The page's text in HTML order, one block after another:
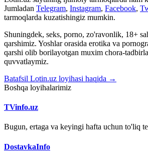
Jumladan Telegram, Instagram, Facebook,
tarmoqlarda kuzatishingiz mumkin.
Shuningdek, seks, porno, zo'ravonlik, 18+
qarshimiz. Yoshlar orasida erotika va
qarshi olib borilayotgan muxim chora-
quvvatlaymiz.
Batafsil Lotin.uz loyihasi haqida →
Boshqa loyihalarimiz
TVinfo.uz
Bugun, ertaga va keyingi hafta uchun to'liq
DostavkaInfo